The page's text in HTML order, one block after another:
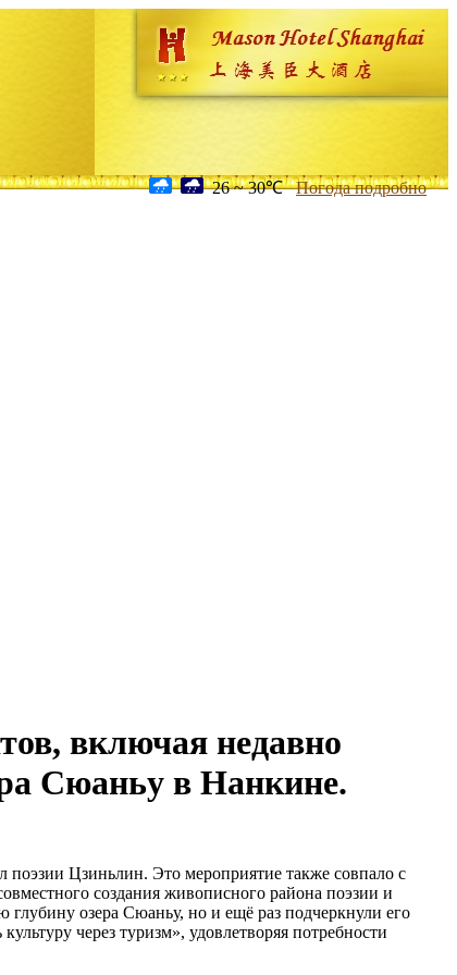
26 ~ 30℃ Погода подробно
включая недавно
Сюаньу в Нанкине.
поэзии Цзиньлин. Это мероприятие также совпало с
создания живописного района поэзии и
озера Сюаньу, но и ещё раз подчеркнули его
через туризм», удовлетворяя потребности